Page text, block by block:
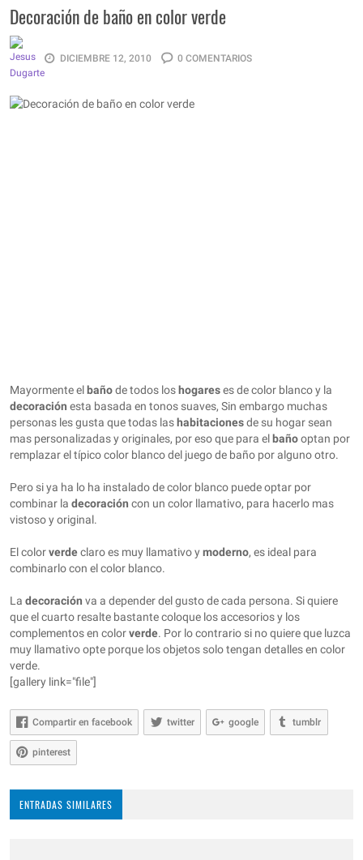
Decoración de baño en color verde
DICIEMBRE 12, 2010 0 COMENTARIOS
Mayormente el bañode todos los hogareses de color blanco y la
decoración esta basada en tonos suaves, Sin embargo muchas
personas les gusta que todas las habitacionesde su hogar sean
mas personalizadas y originales, por eso que para el bañooptan por
remplazar el típico color blanco del juego de baño por alguno otro.
Pero si ya ha lo ha instalado de color blanco puede optar por
combinar la decoración con un color llamativo, para hacerlo mas
vistoso y original.
El colorverdeclaro es muy llamativo y moderno, es ideal para
combinarlo con el color blanco.
La decoración va a depender del gusto de cada persona. Si quiere
que el cuarto resalte bastante coloque los accesorios y los
complementos en colorverde. Por lo contrario si no quiere que luzca
muy llamativo opte porque los objetos solo tengan detalles en color
verde.
[gallery link="file"]
Compartir en facebook twitter google tumblr
pinterest
ENTRADAS SIMILARES